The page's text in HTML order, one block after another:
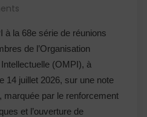
à la 68e série de réunions
de l’Organisation
(OMPI), à
14 juillet 2026, sur une note
marquée par le renforcement
et l’ouverture de